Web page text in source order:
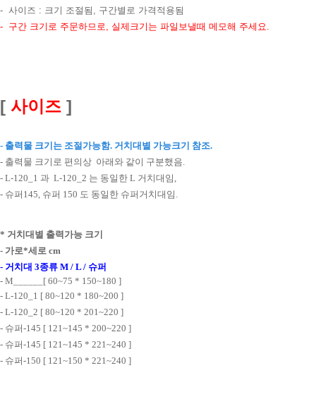
- 사이즈 : 크기 조절됨, 구간별로 가격적용됨
- 구간 크기로 주문하므로, 실제크기는 파일보낼때 메모해 주세요.
[ 사이즈 ]
- 출력물 크기는 조절가능함. 거치대별 가능크기 참조.
- 출력물 크기로 편의상 아래와 같이 구분했음.
- L-120_1 과 L-120_2 는 동일한 L 거치대임,
- 슈퍼145, 슈퍼 150 도 동일한 슈퍼거치대임.
* 거치대별 출력가능 크기
- 가로*세로 cm
- 거치대 3종류 M / L / 슈퍼
- M______[ 60~75 * 150~180 ]
- L-120_1 [ 80~120 * 180~200 ]
- L-120_2 [ 80~120 * 201~220 ]
- 슈퍼-145 [ 121~145 * 200~220 ]
- 슈퍼-145 [ 121~145 * 221~240 ]
- 슈퍼-150 [ 121~150 * 221~240 ]